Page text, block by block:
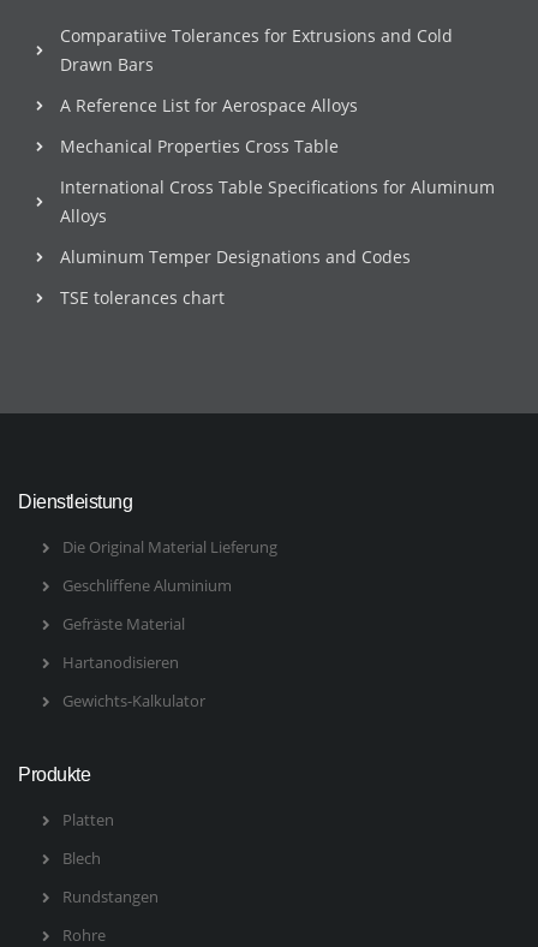
Comparatiive Tolerances for Extrusions and Cold
Drawn Bars
A Reference List for Aerospace Alloys
Mechanical Properties Cross Table
International Cross Table Specifications for Aluminum
Alloys
Aluminum Temper Designations and Codes
TSE tolerances chart
Dienstleistung
Die Original Material Lieferung
Geschliffene Aluminium
Gefräste Material
Hartanodisieren
Gewichts-Kalkulator
Produkte
Platten
Blech
Rundstangen
Rohre